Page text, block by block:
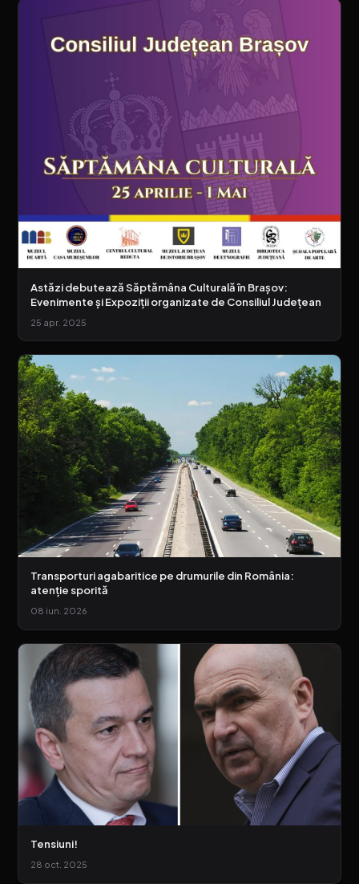
Astăzi debutează Săptămâna Culturală în Brașov:
Evenimente și Expoziții organizate de Consiliul Județean
25 apr. 2025
Transporturi agabaritice pe drumurile din România:
atenție sporită
08 iun. 2026
Tensiuni!
28 oct. 2025